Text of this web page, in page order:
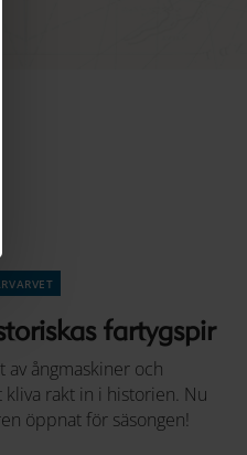
fartygspir
ångmaskiner och
kliva rakt in i historien. Nu
öppnat för säsongen!